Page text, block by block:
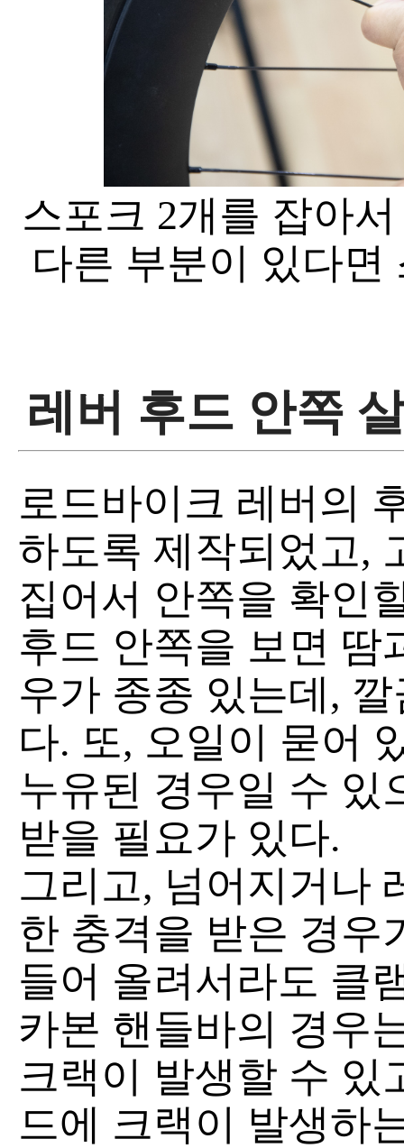
스포크 2개를 잡아
다른 부분이 있다면
레버 후드 안쪽
로드바이크 레버의
하도록 제작되었고,
집어서 안쪽을 확인
후드 안쪽을 보면 땀
우가 종종 있는데,
다. 또, 오일이 묻어
누유된 경우일 수 있
받을 필요가 있다.
그리고, 넘어지거나
한 충격을 받은 경우
들어 올려서라도 클
카본 핸들바의 경우
크랙이 발생할 수 있
드에 크랙이 발생하